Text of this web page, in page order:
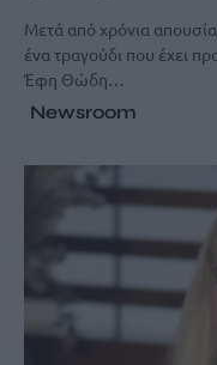
Μετά από χρόνια
ένα τραγούδι που έχει
Έφη Θώδη…
Newsroom